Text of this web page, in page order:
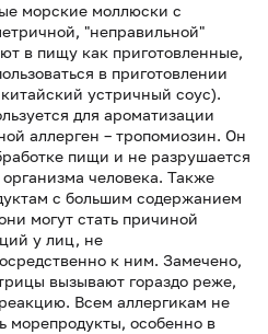
морские моллюски с
"неправильной"
в пищу как приготовленные,
в приготовлении
устричный соус).
для ароматизации
аллерген – тропомиозин. Он
пищи и не разрушается
человека. Также
с большим содержанием
могут стать причиной
у лиц, не
к ним. Замечено,
вызывают гораздо реже,
Всем аллергикам не
морепродукты, особенно в